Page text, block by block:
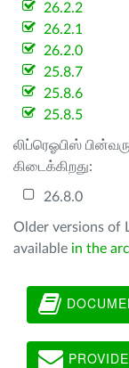
26.2.2
26.2.1
26.2.0
25.8.7
25.8.6
25.8.5
லிப்ரெஓபிஸ்
கிடைக்கிறது:
26.8.0
Older versions of
available in the